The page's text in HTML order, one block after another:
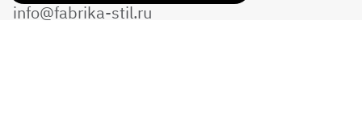
info@fabrika-stil.ru